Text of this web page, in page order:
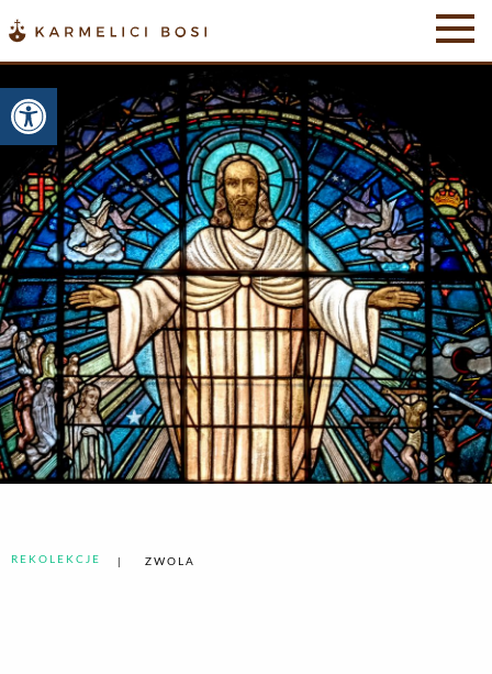
Otwórz pasek narzędzi
REKOLEKCJE ZWOLA